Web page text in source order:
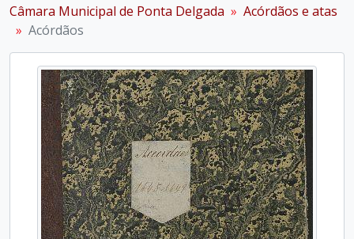
Câmara Municipal de Ponta Delgada
Acórdãos e atas
Acórdãos